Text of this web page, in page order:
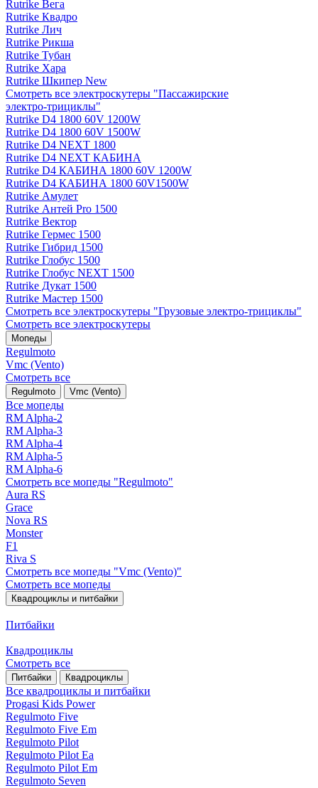
Rutrike Вега
Rutrike Квадро
Rutrike Лич
Rutrike Рикша
Rutrike Тубан
Rutrike Хара
Rutrike Шкипер New
Смотреть все электро­скутеры "Пассажирские
электро‑трициклы"
Rutrike D4 1800 60V 1200W
Rutrike D4 1800 60V 1500W
Rutrike D4 NEXT 1800
Rutrike D4 NEXT КАБИНА
Rutrike D4 КАБИНА 1800 60V 1200W
Rutrike D4 КАБИНА 1800 60V1500W
Rutrike Амулет
Rutrike Антей Pro 1500
Rutrike Вектор
Rutrike Гермес 1500
Rutrike Гибрид 1500
Rutrike Глобус 1500
Rutrike Глобус NEXT 1500
Rutrike Дукат 1500
Rutrike Мастер 1500
Смотреть все электро­скутеры "Грузовые электро‑трициклы"
Смотреть все электро­скутеры
Мопеды
Regulmoto
Vmc (Vento)
Смотреть все
Regulmoto Vmc (Vento)
Все мопеды
RM Alpha-2
RM Alpha-3
RM Alpha-4
RM Alpha-5
RM Alpha-6
Смотреть все мопеды "Regulmoto"
Aura RS
Grace
Nova RS
Monster
F1
Riva S
Смотреть все мопеды "Vmc (Vento)"
Смотреть все мопеды
Квадроциклы и питбайки
Питбайки
Квадроциклы
Смотреть все
Питбайки Квадроциклы
Все квадроциклы и питбайки
Progasi Kids Power
Regulmoto Five
Regulmoto Five Em
Regulmoto Pilot
Regulmoto Pilot Ea
Regulmoto Pilot Em
Regulmoto Seven